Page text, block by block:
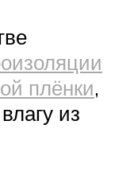
плёнки,
из